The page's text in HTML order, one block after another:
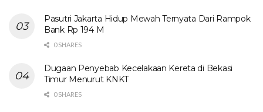
Pasutri Jakarta Hidup Mewah Ternyata Dari Rampok
Bank Rp 194 M
0 SHARES
Dugaan Penyebab Kecelakaan Kereta di Bekasi
Timur Menurut KNKT
0 SHARES